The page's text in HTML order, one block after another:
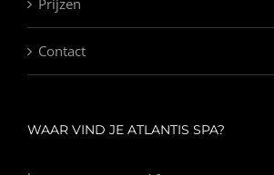
Contact
WAAR VIND JE ATLANTIS SPA?